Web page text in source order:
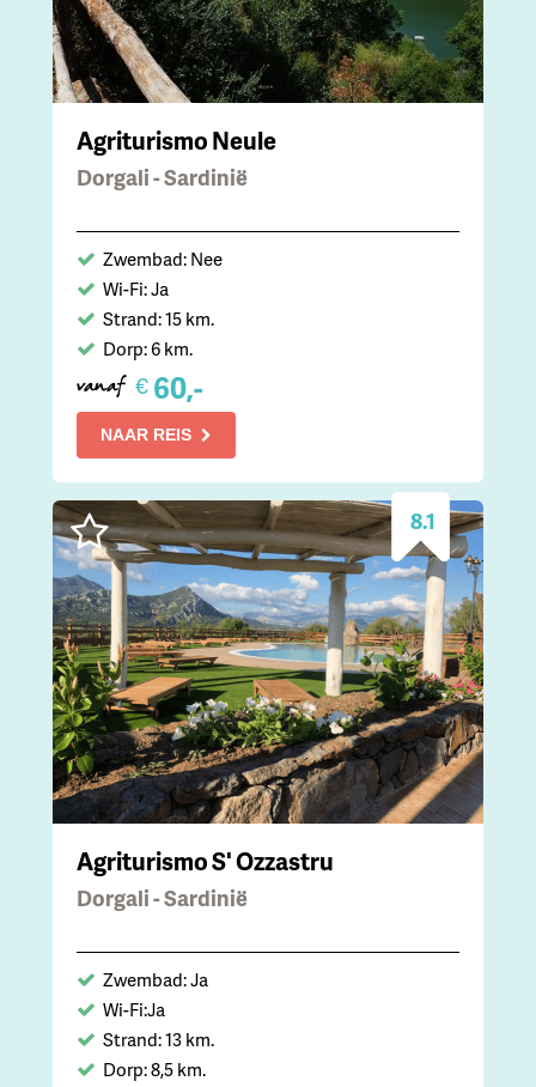
Agriturismo Neule
Dorgali - Sardinië
Zwembad: Nee
Wi-Fi: Ja
Strand: 15 km.
Dorp: 6 km.
vanaf € 60,-
NAAR REIS
8.1
Agriturismo S' Ozzastru
Dorgali - Sardinië
Zwembad: Ja
Wi-Fi:Ja
Strand: 13 km.
Dorp: 8,5 km.